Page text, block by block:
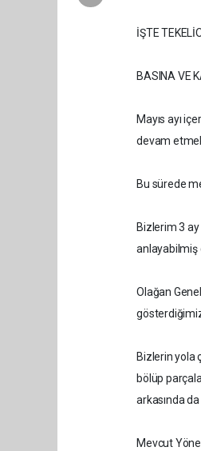
İŞTE
BASINA VE
Mayıs ayı
devam
Bu sürede
Bizlerim 3
anlayabilmiş
Olağan
Bizlerin yola
bölüp
arkasında
Mevcut